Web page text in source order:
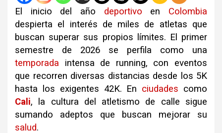
El inicio del año deportivo en Colombia
despierta el interés de miles de atletas que
buscan superar sus propios límites. El primer
semestre de 2026 se perfila como una
temporada intensa de running, con eventos
que recorren diversas distancias desde los 5K
hasta los exigentes 42K. En ciudades como
Cali, la cultura del atletismo de calle sigue
sumando adeptos que buscan mejorar su
salud.